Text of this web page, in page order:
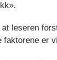
leseren
er